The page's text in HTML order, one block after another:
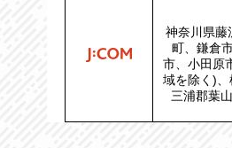
神奈川県藤
町、鎌倉
市、小田原
域を除く)、
三浦郡葉